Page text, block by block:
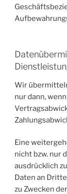
Wir
nur dann,
Eine
nicht bzw. nur
ausdrücklich
Daten an
zu Zwecken